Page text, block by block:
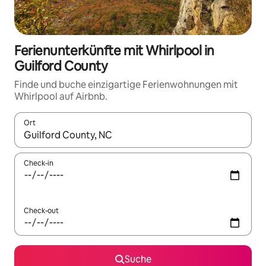
Ferienunterkünfte mit Whirlpool in
Guilford County
Finde und buche einzigartige Ferienwohnungen mit
Whirlpool auf Airbnb.
Ort
Wenn Ergebnisse verfügbar sind, navigiere mit den
Check-in
Check-out
Suche